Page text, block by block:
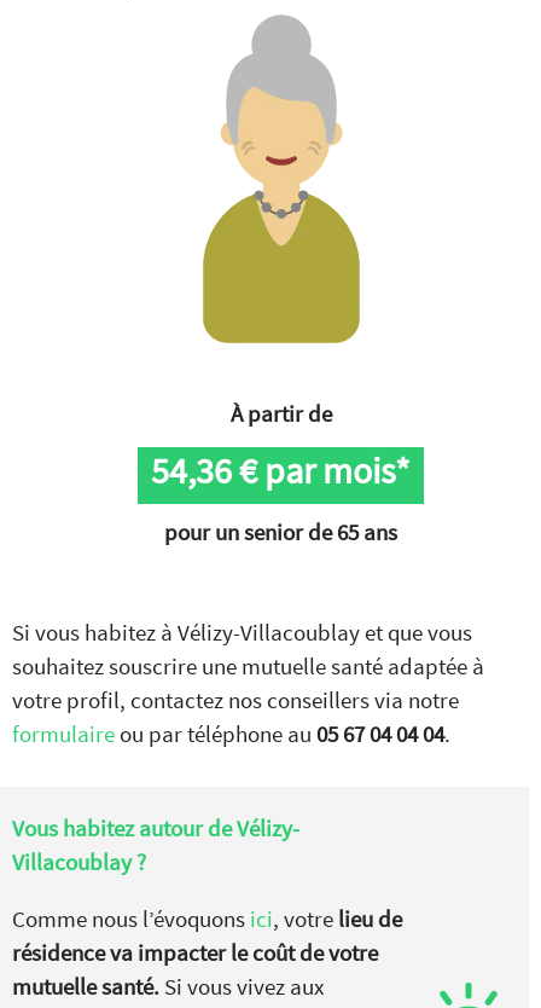
À partir de
54,36€ par mois*
pour un senior de 65 ans
Si vous habitez à Vélizy-Villacoublay et que vous
souhaitez souscrire une mutuelle santé adaptée à
votre profil, contactez nos conseillers via notre
formulaire ou par téléphone au 05 67 04 04 04.
Vous habitez autour deVélizy-
Villacoublay ?
Comme nous l’évoquons ici, votre lieu de
résidence va impacter le coût de votre
mutuelle santé. Si vous vivez aux